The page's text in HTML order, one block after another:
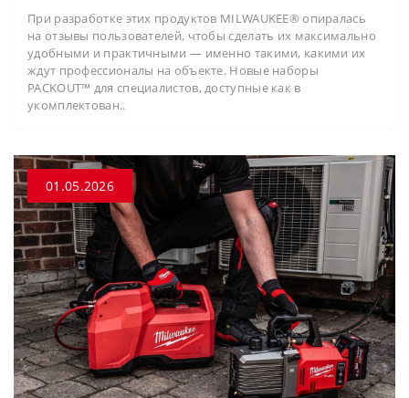
При разработке этих продуктов MILWAUKEE® опиралась
на отзывы пользователей, чтобы сделать их максимально
удобными и практичными — именно такими, какими их
ждут профессионалы на объекте. Новые наборы
PACKOUT™ для специалистов, доступные как в
укомплектован..
01.05.2026